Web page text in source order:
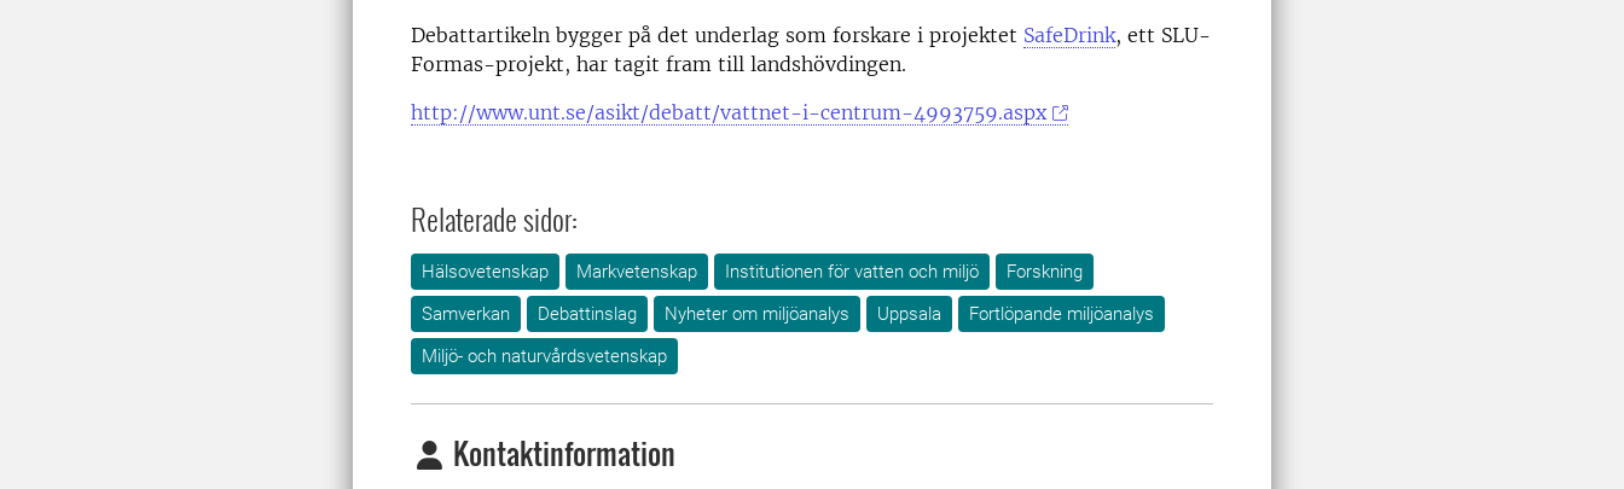
Debattartikeln bygger på det underlag som forskare i projektet SafeDrink, ett SLU-
Formas-projekt, har tagit fram till landshövdingen.
http://www.unt.se/asikt/debatt/vattnet-i-centrum-4993759.aspx
Relaterade sidor:
Hälsovetenskap Markvetenskap Institutionen för vatten och miljö
Forskning
Samverkan
Debattinslag Nyheter om miljöanalys Uppsala
Fortlöpande miljöanalys
Miljö- och naturvårdsvetenskap
Kontaktinformation